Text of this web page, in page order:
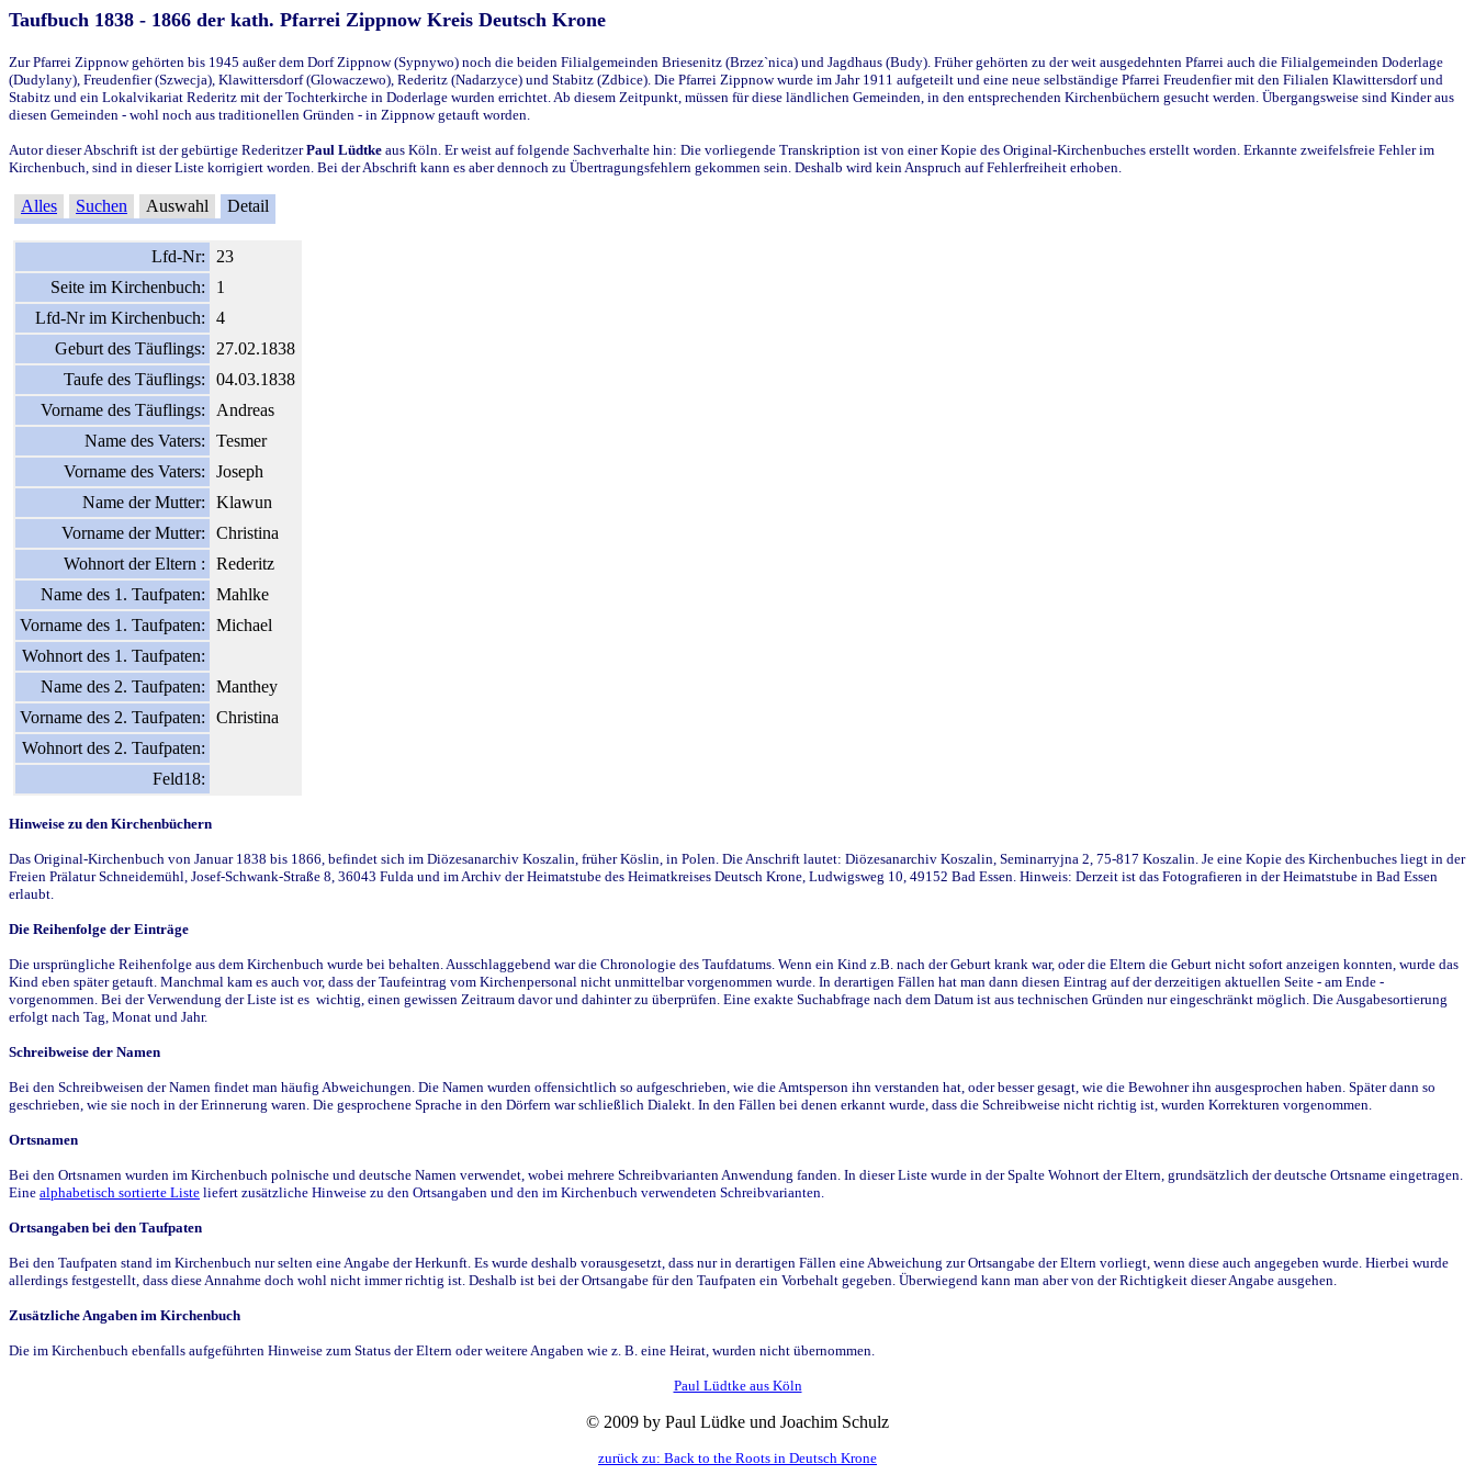
Taufbuch 1838 - 1866 der kath. Pfarrei Zippnow Kreis Deutsch Krone
Zur Pfarrei Zippnow gehörten bis 1945 außer dem Dorf Zippnow (Sypnywo) noch die beiden Filialgemeinden Briesenitz (Brzez`nica) und Jagdhaus (Budy). Früher gehörten zu der weit ausgedehnten Pfarrei auch die Filialgemeinden Doderlage
(Dudylany), Freudenfier (Szwecja), Klawittersdorf (Glowaczewo), Rederitz (Nadarzyce) und Stabitz (Zdbice). Die Pfarrei Zippnow wurde im Jahr 1911 aufgeteilt und eine neue selbständige Pfarrei Freudenfier mit den Filialen Klawittersdorf und
Stabitz und ein Lokalvikariat Rederitz mit der Tochterkirche in Doderlage wurden errichtet. Ab diesem Zeitpunkt, müssen für diese ländlichen Gemeinden, in den entsprechenden Kirchenbüchern gesucht werden. Übergangsweise sind Kinder aus
diesen Gemeinden - wohl noch aus traditionellen Gründen - in Zippnow getauft worden.
Autor dieser Abschrift ist der gebürtige RederitzerPaul Lüdtke aus Köln. Er weist auf folgende Sachverhalte hin: Die vorliegende Transkription ist von einer Kopie des Original-Kirchenbuches erstellt worden. Erkannte zweifelsfreie Fehler im
Kirchenbuch, sind in dieser Liste korrigiert worden. Bei der Abschrift kann es aber dennoch zu Übertragungsfehlern gekommen sein. Deshalb wird kein Anspruch auf Fehlerfreiheit erhoben.
Alles Suchen Auswahl Detail
Lfd-Nr:
23
Seite im Kirchenbuch:
1
Lfd-Nr im Kirchenbuch:
4
Geburt des Täuflings:
27.02.1838
Taufe des Täuflings:
04.03.1838
Vorname des Täuflings:
Andreas
Name des Vaters:
Tesmer
Vorname des Vaters:
Joseph
Name der Mutter:
Klawun
Vorname der Mutter:
Christina
Wohnort der Eltern :
Rederitz
Name des 1. Taufpaten:
Mahlke
Vorname des 1. Taufpaten:
Michael
Wohnort des 1. Taufpaten:
Name des 2. Taufpaten:
Manthey
Vorname des 2. Taufpaten:
Christina
Wohnort des 2. Taufpaten:
Feld18:
Hinweise zu den Kirchenbüchern
Das Original-Kirchenbuch von Januar 1838 bis 1866, befindet sich im Diözesanarchiv Koszalin, früher Köslin, in Polen. Die Anschrift lautet: Diözesanarchiv Koszalin, Seminarryjna 2, 75-817 Koszalin. Je eine Kopie des Kirchenbuches liegt in der
Freien Prälatur Schneidemühl, Josef-Schwank-Straße 8, 36043 Fulda und im Archiv der Heimatstube des Heimatkreises Deutsch Krone, Ludwigsweg 10, 49152 Bad Essen. Hinweis: Derzeit ist das Fotografieren in der Heimatstube in Bad Essen
erlaubt.
Die Reihenfolge der Einträge
Die ursprüngliche Reihenfolge aus dem Kirchenbuch wurde bei behalten. Ausschlaggebend war die Chronologie des Taufdatums. Wenn ein Kind z.B. nach der Geburt krank war, oder die Eltern die Geburt nicht sofort anzeigen konnten, wurde das
Kind eben später getauft. Manchmal kam es auch vor, dass der Taufeintrag vom Kirchenpersonal nicht unmittelbar vorgenommen wurde. In derartigen Fällen hat man dann diesen Eintrag auf der derzeitigen aktuellen Seite - am Ende -
vorgenommen. Bei der Verwendung der Liste ist es wichtig, einen gewissen Zeitraum davor und dahinter zu überprüfen. Eine exakte Suchabfrage nach dem Datum ist aus technischen Gründen nur eingeschränkt möglich. Die Ausgabesortierung
erfolgt nach Tag, Monat und Jahr.
Schreibweise der Namen
Bei den Schreibweisen der Namen findet man häufig Abweichungen. Die Namen wurden offensichtlich so aufgeschrieben, wie die Amtsperson ihn verstanden hat, oder besser gesagt, wie die Bewohner ihn ausgesprochen haben. Später dann so
geschrieben, wie sie noch in der Erinnerung waren. Die gesprochene Sprache in den Dörfern war schließlich Dialekt. In den Fällen bei denen erkannt wurde, dass die Schreibweise nicht richtig ist, wurden Korrekturen vorgenommen.
Ortsnamen
Bei den Ortsnamen wurden im Kirchenbuch polnische und deutsche Namen verwendet, wobei mehrere Schreibvarianten Anwendung fanden. In dieser Liste wurde in der Spalte Wohnort der Eltern, grundsätzlich der deutsche Ortsname eingetragen.
Eine alphabetisch sortierte Liste liefert zusätzliche Hinweise zu den Ortsangaben und den im Kirchenbuch verwendeten Schreibvarianten.
Ortsangaben bei den Taufpaten
Bei den Taufpaten stand im Kirchenbuch nur selten eine Angabe der Herkunft. Es wurde deshalb vorausgesetzt, dass nur in derartigen Fällen eine Abweichung zur Ortsangabe der Eltern vorliegt, wenn diese auch angegeben wurde. Hierbei wurde
allerdings festgestellt, dass diese Annahme doch wohl nicht immer richtig ist. Deshalb ist bei der Ortsangabe für den Taufpaten ein Vorbehalt gegeben. Überwiegend kann man aber von der Richtigkeit dieser Angabe ausgehen.
Zusätzliche Angaben im Kirchenbuch
Die im Kirchenbuch ebenfalls aufgeführten Hinweise zum Status der Eltern oder weitere Angaben wie z. B. eine Heirat, wurden nicht übernommen.
Paul Lüdtke aus Köln
© 2009 by Paul Lüdke und Joachim Schulz
zurück zu: Back to the Roots in Deutsch Krone